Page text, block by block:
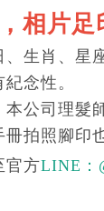
相片足
生肖、星
念性。
公司理髮
拍照腳印
官方LINE：